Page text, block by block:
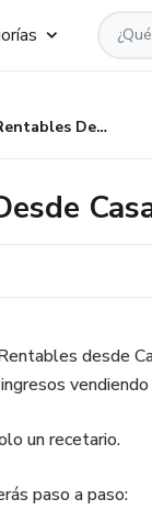
Dulces Rentables Desde Casa
desde
un recetario.
paso a paso: